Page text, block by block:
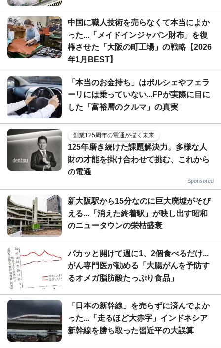
中国に職人技術を売らなくて本当によか
った...「メイドインジャパン財布」を復
権させた「大阪の町工場」の戦略【2026
年1月BEST】
「本当のお金持ち」はポルシェやフェラ
ーリには乗っていない...FPが実際に目に
した「富裕層のクルマ」の真実
創業125周年の電通が描く未来
125年磨き続けた課題解決力。多様な人
財の才能を掛け合わせて挑む、これから
の電通
Sponsored
新大阪駅から15分なのに巨大廃墟がそび
える...「消えた終着駅」が映し出す昭和
のニュータウンの栄枯盛衰
パカッと開けて週に1、2個食べるだけ...
がん専門医が勧める「大腸がんを予防す
るオメガ脂肪酸たっぷり食品」
「日本の新幹線」を売らずに済んでよか
った...「走るほど大赤字」インドネシア
新幹線を勝ち取った習近平の大誤算